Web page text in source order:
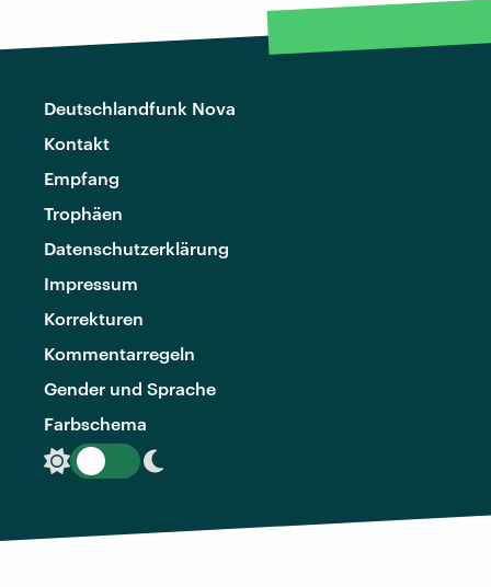
Deutschlandfunk Nova
Kontakt
Empfang
Trophäen
Datenschutzerklärung
Impressum
Korrekturen
Kommentarregeln
Gender und Sprache
Farbschema